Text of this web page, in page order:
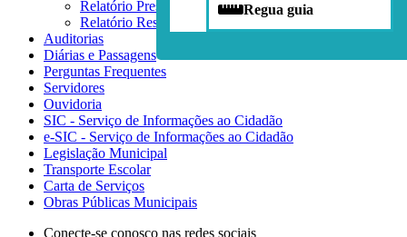
Regua guia
Relatório Prestação de Contas Anual
Relatório Res. de Execução Orçamentária
Auditorias
Diárias e Passagens
Perguntas Frequentes
Servidores
Ouvidoria
SIC - Serviço de Informações ao Cidadão
e-SIC - Serviço de Informações ao Cidadão
Legislação Municipal
Transporte Escolar
Carta de Serviços
Obras Públicas Municipais
Conecte-se conosco nas redes sociais